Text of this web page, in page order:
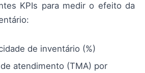
KPIs para medir o efeito da
de inventário (%)
atendimento (TMA) por